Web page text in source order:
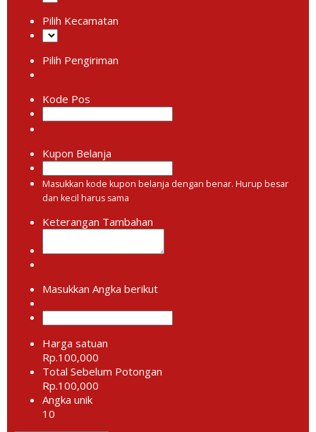
Pilih Kecamatan
Pilih Pengiriman
Kode Pos
Kupon Belanja
Masukkan kode kupon belanja dengan benar. Hurup besar
dan kecil harus sama
Keterangan Tambahan
Masukkan Angka berikut
Harga satuan
Rp.100,000
Total Sebelum Potongan
Rp.100,000
Angka unik
10